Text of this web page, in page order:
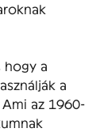
hogy a
a
az 1960-